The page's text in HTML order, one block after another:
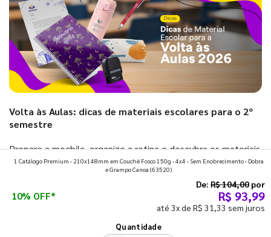
Volta às Aulas: dicas de materiais escolares para o 2º
semestre
Prepare a mochila, organize a rotina e descubra os materiais
que fazem toda diferença para começar o segundo
1 Catálogo Premium - 210x148mm em Couché Fosco 150g - 4x4 - Sem Enobrecimento - Dobra
e Grampo Canoa (63520)
10% OFF*
De: R$ 104,00 por
R$ 93,99
até 3x de R$ 31,33 sem juros
Quantidade